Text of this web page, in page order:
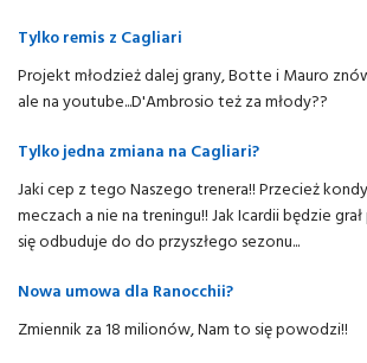
Tylko remis z Cagliari
Projekt młodzież dalej grany, Botte i Mauro
ale na youtube...D'Ambrosio też za młody??
Tylko jedna zmiana na Cagliari?
Jaki cep z tego Naszego trenera!! Przecież
meczach a nie na treningu!! Jak Icardii będzie
się odbuduje do do przyszłego sezonu...
Nowa umowa dla Ranocchii?
Zmiennik za 18 milionów, Nam to się powodzi!!